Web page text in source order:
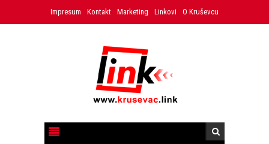
Impresum Kontakt Marketing Linkovi O Kruševcu